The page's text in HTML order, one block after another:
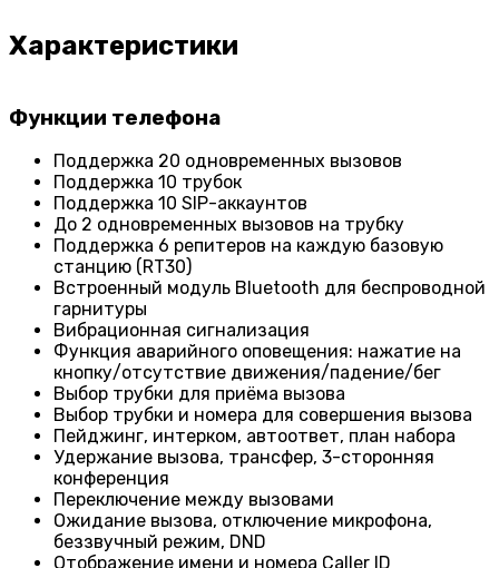
Характеристики
Функции телефона
Поддержка 20 одновременных вызовов
Поддержка 10 трубок
Поддержка 10 SIP-аккаунтов
До 2 одновременных вызовов на трубку
Поддержка 6 репитеров на каждую базовую
станцию (RT30)
Встроенный модуль Bluetooth для беспроводной
гарнитуры
Вибрационная сигнализация
Функция аварийного оповещения: нажатие на
кнопку/отсутствие движения/падение/бег
Выбор трубки для приёма вызова
Выбор трубки и номера для совершения вызова
Пейджинг, интерком, автоответ, план набора
Удержание вызова, трансфер, 3-сторонняя
конференция
Переключение между вызовами
Ожидание вызова, отключение микрофона,
беззвучный режим, DND
Отображение имени и номера Caller ID